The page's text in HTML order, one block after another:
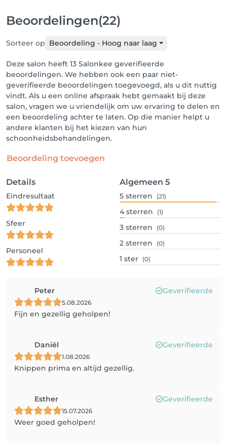
Beoordelingen(22)
Sorteer op Beoordeling - Hoog naar laag
Deze salon heeft 13 Salonkee geverifieerde
beoordelingen. We hebben ook een paar niet-
geverifieerde beoordelingen toegevoegd, als u dit nuttig
vindt. Als u een online afspraak hebt gemaakt bij deze
salon, vragen we u vriendelijk om uw ervaring te delen en
een beoordeling achter te laten. Op die manier helpt u
andere klanten bij het kiezen van hun
schoonheidsbehandelingen.
Beoordeling toevoegen
Details
Eindresultaat
Sfeer
Personeel
Algemeen 5
5 sterren (21)
4 sterren (1)
3 sterren (0)
2 sterren (0)
1 ster (0)
Peter Geverifieerde
5.08.2026
Fijn en gezellig geholpen!
Daniël Geverifieerde
1.08.2026
Knippen prima en altijd gezellig.
Esther Geverifieerde
15.07.2026
Weer goed geholpen!